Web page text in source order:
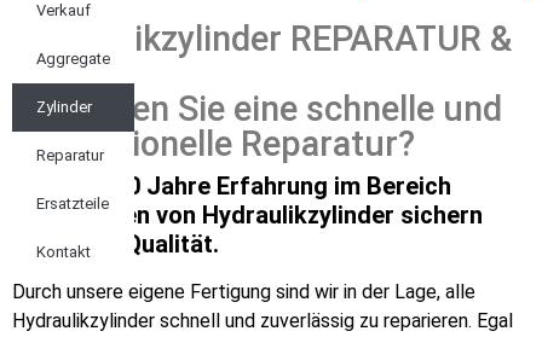
Verkauf
Aggregate
Zylinder
Reparatur
Ersatzteile
Kontakt
Hydraulikzylinder REPARATUR &
NEU
Benötigen Sie eine schnelle und
professionelle Reparatur?
Mehr als 40 Jahre Erfahrung im Bereich
Reparaturen von Hydraulikzylinder sichern
eine hohe Qualität.
Durch unsere eigene Fertigung sind wir in der Lage, alle
Hydraulikzylinder schnell und zuverlässig zu reparieren. Egal